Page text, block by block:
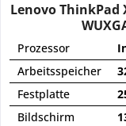
Lenovo ThinkPad
Prozessor
Arbeitsspeicher
Festplatte
Bildschirm